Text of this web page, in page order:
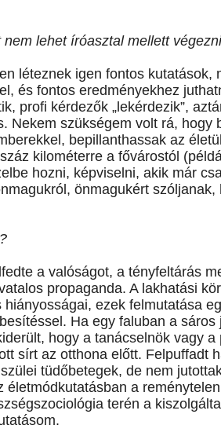
lehet íróasztal mellett
léteznek igen fontos kutatások,
és fontos eredményekhez
profi kérdezők „lekérdezik”,
Nekem szükségem volt rá, hogy
bepillanthassak az
kilométerre a fővárostól
hozni, képviselni, akik már
önmagukért
a valóságot, a tényfeltárás
propaganda. A lakhatási
ezek felmutatása
Ha egy faluban a
hogy a tanácselnök vagy
sírt az otthona előtt. Felpuffadt
tüdőbetegek, de nem
életmódkutatásban a
terén a